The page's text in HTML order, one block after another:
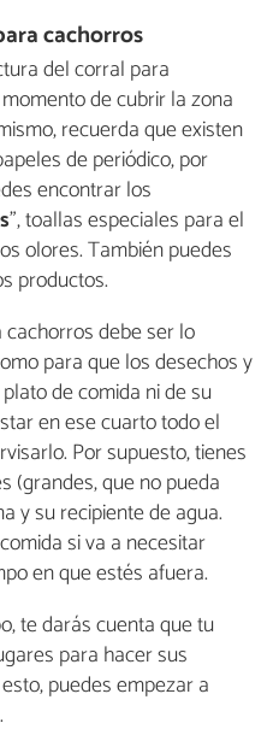
cachorros
del corral para
de cubrir la zona
recuerda que existen
de periódico, por
encontrar los
", toallas especiales para el
olores. También puedes
productos.
debe ser lo
para que los desechos y
de comida ni de su
en ese cuarto todo el
Por supuesto, tienes
(grandes, que no pueda
y su recipiente de agua.
si va a necesitar
en que estés afuera.
te darás cuenta que tu
para hacer sus
puedes empezar a